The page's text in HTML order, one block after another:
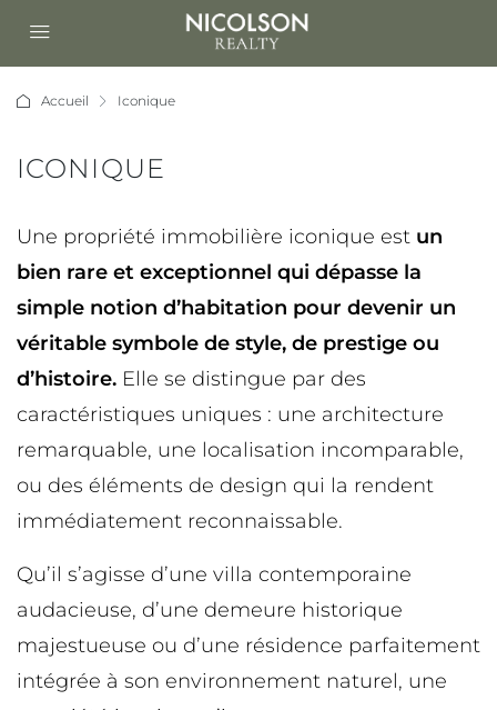
Accueil Iconique
ICONIQUE
Une propriété immobilière iconique est un
bien rare et exceptionnel qui dépasse la
simple notion d’habitation pour devenir un
véritable symbole de style, de prestige ou
d’histoire. Elle se distingue par des
caractéristiques uniques : une architecture
remarquable, une localisation incomparable,
ou des éléments de design qui la rendent
immédiatement reconnaissable.
Qu’il s’agisse d’une villa contemporaine
audacieuse, d’une demeure historique
majestueuse ou d’une résidence parfaitement
intégrée à son environnement naturel, une